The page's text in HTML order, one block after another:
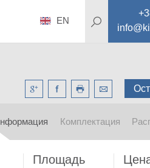
EN
Комплектация
Площадь